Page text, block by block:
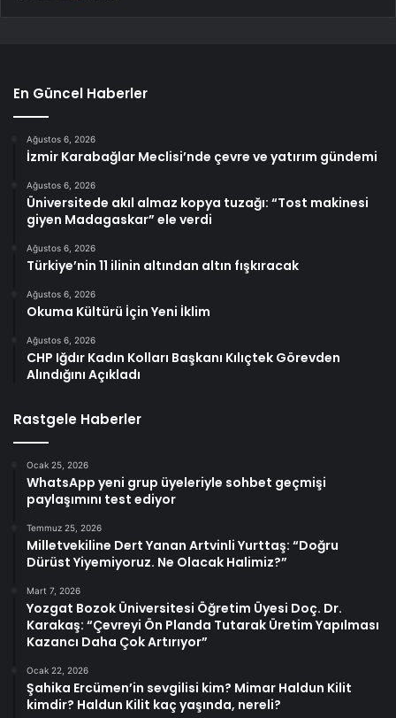
En Güncel Haberler
Ağustos 6, 2026
İzmir Karabağlar Meclisi’nde çevre ve yatırım gündemi
Ağustos 6, 2026
Üniversitede akıl almaz kopya tuzağı: “Tost makinesi
giyen Madagaskar” ele verdi
Ağustos 6, 2026
Türkiye’nin 11 ilinin altından altın fışkıracak
Ağustos 6, 2026
Okuma Kültürü İçin Yeni İklim
Ağustos 6, 2026
CHP Iğdır Kadın Kolları Başkanı Kılıçtek Görevden
Alındığını Açıkladı
Rastgele Haberler
Ocak 25, 2026
WhatsApp yeni grup üyeleriyle sohbet geçmişi
paylaşımını test ediyor
Temmuz 25, 2026
Milletvekiline Dert Yanan Artvinli Yurttaş: “Doğru
Dürüst Yiyemiyoruz. Ne Olacak Halimiz?”
Mart 7, 2026
Yozgat Bozok Üniversitesi Öğretim Üyesi Doç. Dr.
Karakaş: “Çevreyi Ön Planda Tutarak Üretim Yapılması
Kazancı Daha Çok Artırıyor”
Ocak 22, 2026
Şahika Ercümen’in sevgilisi kim? Mimar Haldun Kilit
kimdir? Haldun Kilit kaç yaşında, nereli?